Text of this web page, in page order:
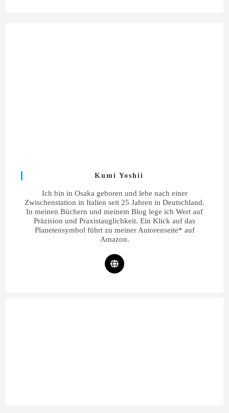
Kumi Yoshii
Ich bin in Osaka geboren und lebe nach einer
Zwischenstation in Italien seit 25 Jahren in Deutschland.
In meinen Büchern und meinem Blog lege ich Wert auf
Präzision und Praxistauglichkeit. Ein Klick auf das
Planetensymbol führt zu meiner Autorenseite* auf
Amazon.